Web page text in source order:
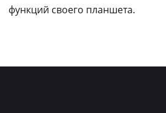
функций своего планшета.